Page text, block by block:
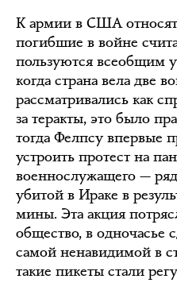
К армии в США
погибшие в войне
пользуются всеобщим
когда страна вела две
рассматривались как
за теракты, это было
тогда Фелпсу впервые
устроить протест на
военнослужащего —
убитой в Ираке в
мины. Эта акция
общество, в одночасье
самой ненавидимой в
такие пикеты стали